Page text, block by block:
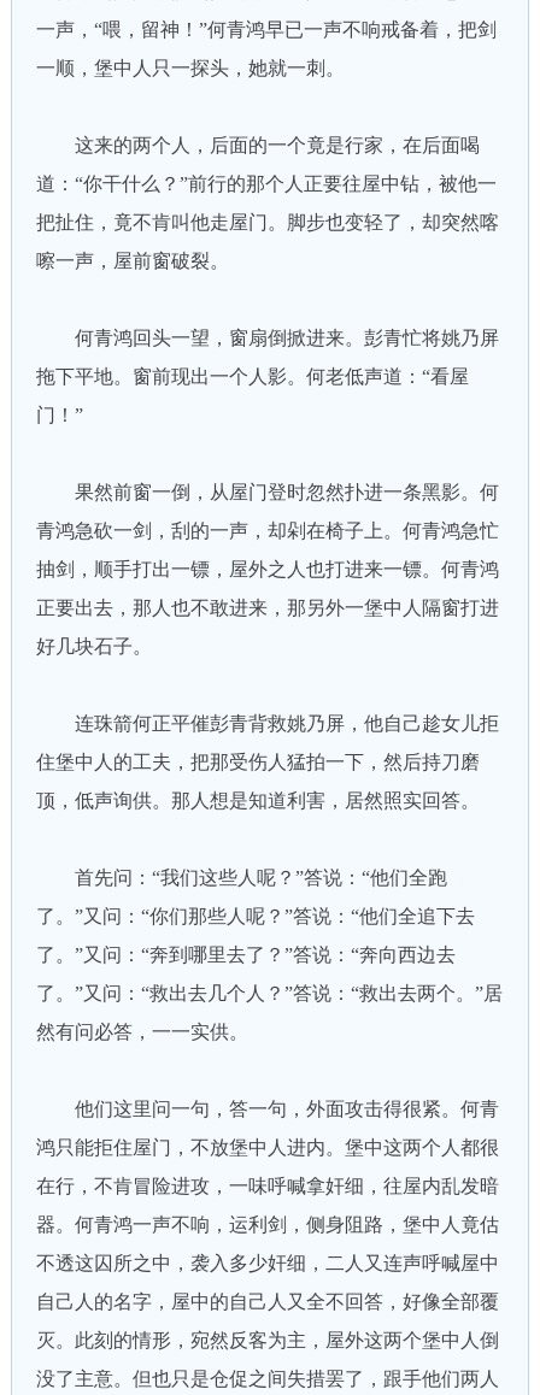
一声，“喂，留神！”何青鸿早已一声不响戒备着，把剑
一顺，堡中人只一探头，她就一刺。
这来的两个人，后面的一个竟是行家，在后面喝
道：“你干什么？”前行的那个人正要往屋中钻，被他一
把扯住，竟不肯叫他走屋门。脚步也变轻了，却突然喀
嚓一声，屋前窗破裂。
何青鸿回头一望，窗扇倒掀进来。彭青忙将姚乃屏
拖下平地。窗前现出一个人影。何老低声道：“看屋
门！”
果然前窗一倒，从屋门登时忽然扑进一条黑影。何
青鸿急砍一剑，刮的一声，却剁在椅子上。何青鸿急忙
抽剑，顺手打出一镖，屋外之人也打进来一镖。何青鸿
正要出去，那人也不敢进来，那另外一堡中人隔窗打进
好几块石子。
连珠箭何正平催彭青背救姚乃屏，他自己趁女儿拒
住堡中人的工夫，把那受伤人猛拍一下，然后持刀磨
顶，低声询供。那人想是知道利害，居然照实回答。
首先问：“我们这些人呢？”答说：“他们全跑
了。”又问：“你们那些人呢？”答说：“他们全追下去
了。”又问：“奔到哪里去了？”答说：“奔向西边去
了。”又问：“救出去几个人？”答说：“救出去两个。”居
然有问必答，一一实供。
他们这里问一句，答一句，外面攻击得很紧。何青
鸿只能拒住屋门，不放堡中人进内。堡中这两个人都很
在行，不肯冒险进攻，一味呼喊拿奸细，往屋内乱发暗
器。何青鸿一声不响，运利剑，侧身阻路，堡中人竟估
不透这囚所之中，袭入多少奸细，二人又连声呼喊屋中
自己人的名字，屋中的自己人又全不回答，好像全部覆
灭。此刻的情形，宛然反客为主，屋外这两个堡中人倒
没了主意。但也只是仓促之间失措罢了，跟手他们两人